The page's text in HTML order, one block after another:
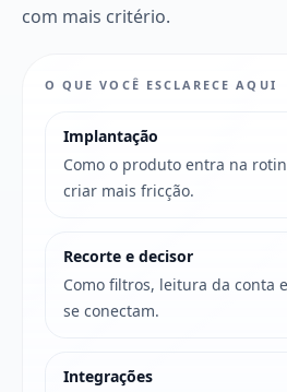
com mais critério.
O QUE VOCÊ ESCLARECE AQUI
Implantação
Como o produto entra na
criar mais fricção.
Recorte e decisor
Como filtros, leitura da conta
se conectam.
Integrações